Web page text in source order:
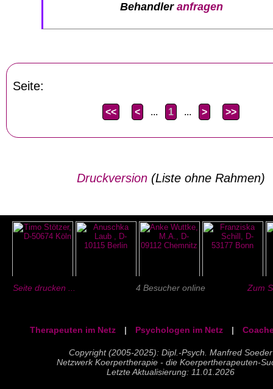
Behandler anfragen
Seite:
<< < ... 1 ... > >>
Druckversion(Liste ohne Rahmen)
Seite drucken ... 4 Besucher online Zum
Therapeuten im Netz | Psychologen im Netz |
Copyright (2005-2025): Dipl.-Psych. Manfred Soeder
Netzwerk Koerpertherapie - die Koerpertherapeuten-
Letzte Aktualisierung: 11.01.2026